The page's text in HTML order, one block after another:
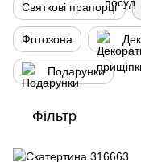
Святкові прапорці
Фотозона
Подарунки
Фільтр